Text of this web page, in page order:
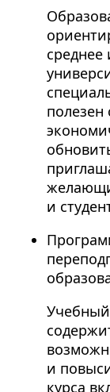
среднее
и
и
курса